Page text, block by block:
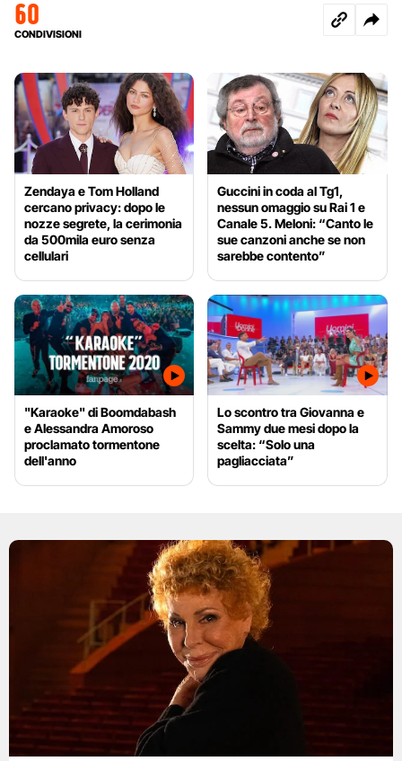
60
CONDIVISIONI
Zendaya e Tom Holland
cercano privacy: dopo le
nozze segrete, la cerimonia
da 500mila euro senza
cellulari
Guccini in coda al Tg1,
nessun omaggio su Rai 1 e
Canale 5. Meloni: “Canto le
sue canzoni anche se non
sarebbe contento”
"Karaoke" di Boomdabash
e Alessandra Amoroso
proclamato tormentone
dell'anno
Lo scontro tra Giovanna e
Sammy due mesi dopo la
scelta: “Solo una
pagliacciata”